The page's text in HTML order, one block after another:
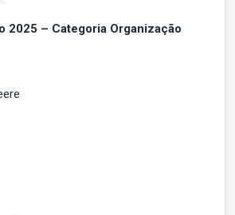
2025 – Categoria Organização